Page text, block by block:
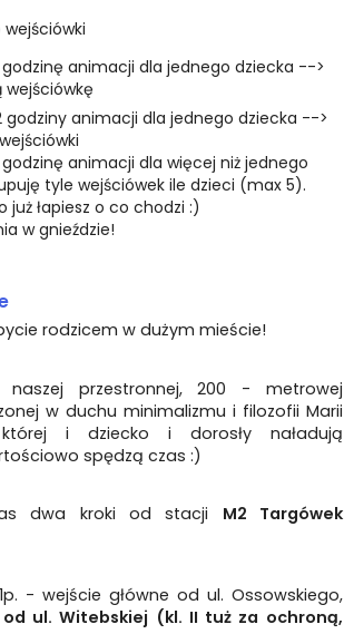
animacji dla jednego dziecka -->
godziny animacji dla jednego dziecka -->
animacji dla więcej niż jednego
tyle wejściówek ile dzieci (max 5).
już łapiesz o co chodzi :)
w gnieździe!
rodzicem w dużym mieście!
naszej przestronnej, 200 - metrowej
w duchu minimalizmu i filozofii Marii
i dziecko i dorosły naładują
spędzą czas :)
dwa kroki od stacji M2 Targówek
- wejście główne od ul. Ossowskiego,
ul. Witebskiej (kl. II tuż za ochroną,